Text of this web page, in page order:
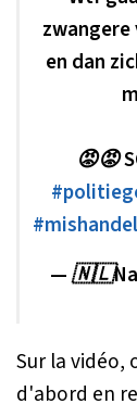
en dan
😡😡
—
Sur la vidéo,
d'abord en